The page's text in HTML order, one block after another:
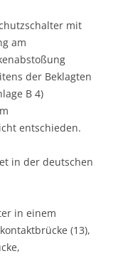
mit
am
der Beklagten
B 4)
entschieden.
in der deutschen
in einem
(13),